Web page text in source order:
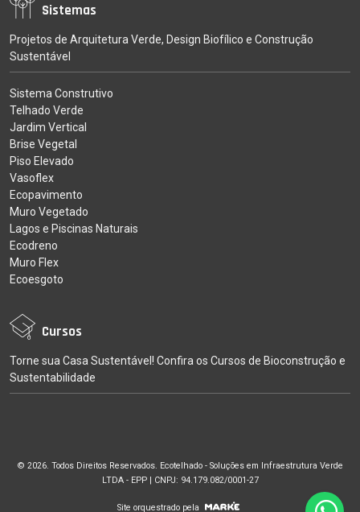
Sistemas
Projetos de Arquitetura Verde, Design Biofílico e Construção
Sustentável
Sistema Construtivo
Telhado Verde
Jardim Vertical
Brise Vegetal
Piso Elevado
Vasoflex
Ecopavimento
Muro Vegetado
Lagos e Piscinas Naturais
Ecodreno
Muro Flex
Ecoesgoto
Cursos
Torne sua Casa Sustentável! Confira os Cursos de Bioconstrução e
Sustentabilidade
© 2026. Todos Direitos Reservados. Ecotelhado - Soluções em Infraestrutura Verde
LTDA - EPP | CNPJ: 94.179.082/0001-27
Site orquestrado pela